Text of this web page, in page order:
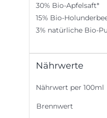
30% Bio-Apfelsaft*
15% Bio-
3% natürliche Bio-
Nährwerte
Nährwert per 100ml
Brennwert